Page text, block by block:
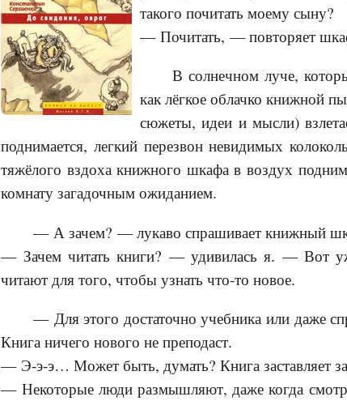
такого почитать моему сыну?
— Почитать, — повторяет
В солнечном луче,
как лёгкое облачко книжной
сюжеты, идеи и мысли)
поднимается, легкий перезвон невидимых
тяжёлого вздоха книжного шкафа в воздух
комнату загадочным ожиданием.
— А зачем? — лукаво спрашивает книжный
— Зачем читать книги? — удивилась я. — Вот
читают для того, чтобы узнать что-то новое.
— Для этого достаточно учебника или даже
Книга ничего нового не преподаст.
— Э-э-э… Может быть, думать? Книга заставляет
— Некоторые люди размышляют, даже когда